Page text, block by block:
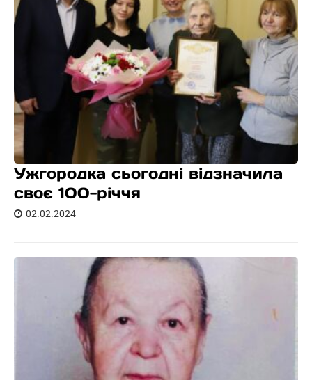
Ужгородка сьогодні відзначила
своє 100-річчя
02.02.2024